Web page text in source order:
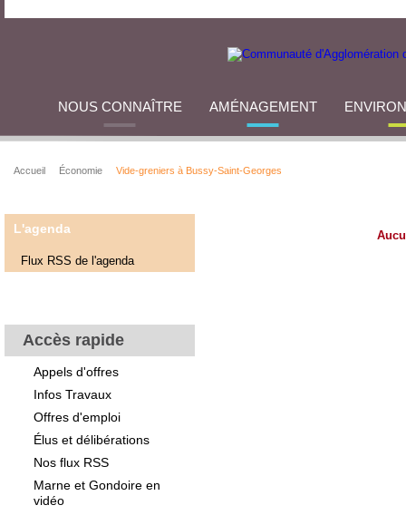
NOUS CONNAÎTRE AMÉNAGEMENT
Accueil Économie Vide-greniers à Bussy-Saint-Georges
L'agenda
Flux RSS de l'agenda
Accès rapide
Appels d'offres
Infos Travaux
Offres d'emploi
Élus et délibérations
Nos flux RSS
Marne et Gondoire en
vidéo